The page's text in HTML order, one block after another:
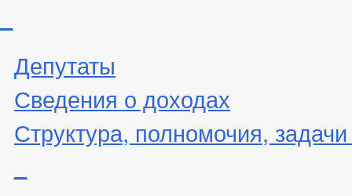
Депутаты
Сведения о доходах
Структура, полномочия,